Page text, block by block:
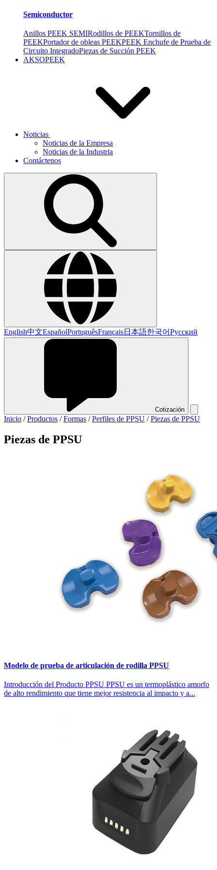
Semiconductor
Anillos PEEK SEMIRodillos de PEEKTornillos de
PEEKPortador de obleas PEEKPEEK Enchufe de Prueba de
Circuito IntegradoPiezas de Succión PEEK
AKSOPEEK
Noticias
Noticias de la Empresa
Noticias de la Industria
Contáctenos
English中文EspañolPortuguêsFrançais日本語한국어Русский
Cotización
Inicio /Productos /Formas /Perfiles de PPSU /Piezas de PPSU
Piezas de PPSU
Modelo de prueba de articulación de rodilla PPSU
Introducción del Producto PPSU PPSU es un termoplástico amorfo
de alto rendimiento que tiene mejor resistencia al impacto y a...